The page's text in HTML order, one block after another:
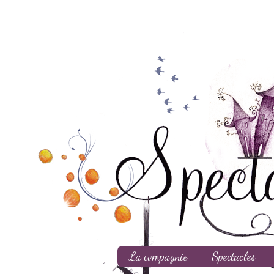
La compagnie Spectacles